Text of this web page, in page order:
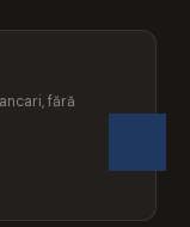
fără